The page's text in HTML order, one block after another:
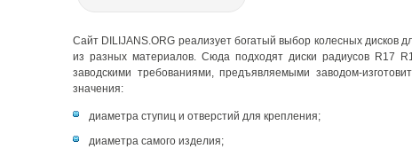
Сайт DILIJANS.ORG реализует богатый выбор колесных дисков
из разных материалов. Сюда подходят диски радиусов R17
заводскими требованиями, предъявляемыми заводом-
значения:
диаметра ступиц и отверстий для крепления;
диаметра самого изделия;